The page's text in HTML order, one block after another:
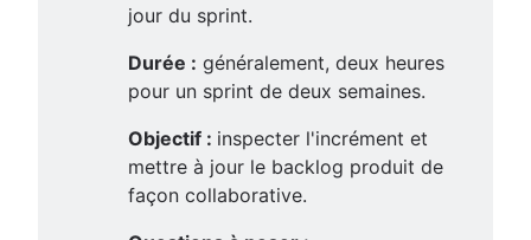
jour du sprint.
Durée : généralement, deux heures
pour un sprint de deux semaines.
Objectif : inspecter l'incrément et
mettre à jour le backlog produit de
façon collaborative.